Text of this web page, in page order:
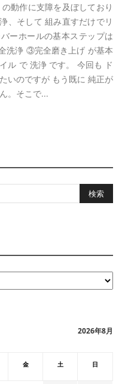
動作に支障を及ぼしており
、そして 組み直すだけでリ
ーホールの基本ステップは
洗浄 ③完全磨き上げ が基本
ル で 洗浄 です。 今回も ド
いのですが もう既に 純正が
。そこで...
2026年8月
金 土 日